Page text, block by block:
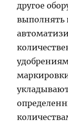
другое
выполнять